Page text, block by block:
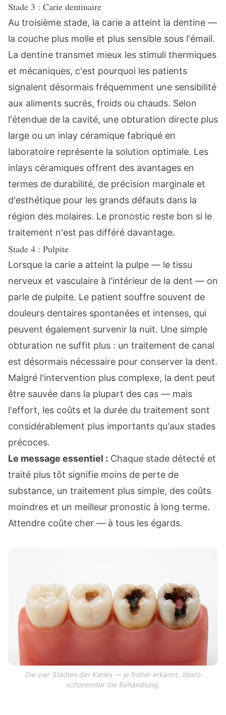
Stade 3 : Carie dentinaire
Au troisième stade, la carie a atteint la dentine —
la couche plus molle et plus sensible sous l'émail.
La dentine transmet mieux les stimuli thermiques
et mécaniques, c'est pourquoi les patients
signalent désormais fréquemment une sensibilité
aux aliments sucrés, froids ou chauds. Selon
l'étendue de la cavité, une obturation directe plus
large ou un inlay céramique fabriqué en
laboratoire représente la solution optimale. Les
inlays céramiques offrent des avantages en
termes de durabilité, de précision marginale et
d'esthétique pour les grands défauts dans la
région des molaires. Le pronostic reste bon si le
traitement n'est pas différé davantage.
Stade 4 : Pulpite
Lorsque la carie a atteint la pulpe — le tissu
nerveux et vasculaire à l'intérieur de la dent — on
parle de pulpite. Le patient souffre souvent de
douleurs dentaires spontanées et intenses, qui
peuvent également survenir la nuit. Une simple
obturation ne suffit plus : un traitement de canal
est désormais nécessaire pour conserver la dent.
Malgré l'intervention plus complexe, la dent peut
être sauvée dans la plupart des cas — mais
l'effort, les coûts et la durée du traitement sont
considérablement plus importants qu'aux stades
précoces.
Le message essentiel : Chaque stade détecté et
traité plus tôt signifie moins de perte de
substance, un traitement plus simple, des coûts
moindres et un meilleur pronostic à long terme.
Attendre coûte cher — à tous les égards.
Die vier Stadien der Karies — je früher erkannt, desto
schonender die Behandlung.